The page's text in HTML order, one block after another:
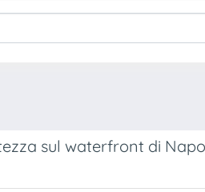
sul waterfront di